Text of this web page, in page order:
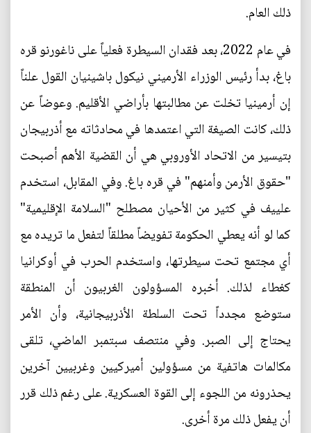
ذلك العام.
في عام 2022، بعد فقدان السيطرة فعلياً على ناغورنو قره
باغ، بدأ رئيس الوزراء الأرميني نيكول باشينيان القول علناً
إن أرمينيا تخلت عن مطالبتها بأراضي الأقليم. وعوضاً عن
ذلك، كانت الصيغة التي اعتمدها في محادثاته مع أذربيجان
بتيسير من الاتحاد الأوروبي هي أن القضية الأهم أصبحت
"حقوق الأرمن وأمنهم" في قره باغ. وفي المقابل، استخدم
علييف في كثير من الأحيان مصطلح "السلامة الإقليمية"
كما لو أنه يعطي الحكومة تفويضاً مطلقاً لتفعل ما تريده مع
أي مجتمع تحت سيطرتها، واستخدم الحرب في أوكرانيا
كغطاء لذلك. أخبره المسؤولون الغربيون أن المنطقة
ستوضع مجدداً تحت السلطة الأذربيجانية، وأن الأمر
يحتاج إلى الصبر. وفي منتصف سبتمبر الماضي، تلقى
مكالمات هاتفية من مسؤولين أميركيين وغربيين آخرين
يحذرونه من اللجوء إلى القوة العسكرية. على رغم ذلك قرر
أن يفعل ذلك مرة أخرى.